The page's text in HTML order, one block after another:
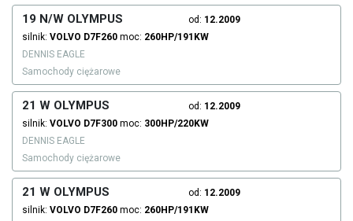
19 N/W OLYMPUS od: 12.2009
silnik: VOLVO D7F260 moc: 260HP/191KW
DENNIS EAGLE
Samochody ciężarowe
21 W OLYMPUS od: 12.2009
silnik: VOLVO D7F300 moc: 300HP/220KW
DENNIS EAGLE
Samochody ciężarowe
21 W OLYMPUS od: 12.2009
silnik: VOLVO D7F260 moc: 260HP/191KW